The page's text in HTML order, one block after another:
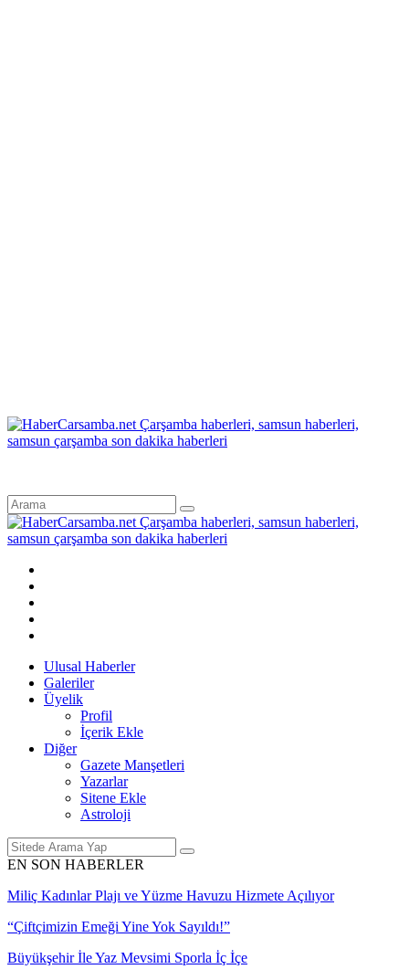
Ulusal Haberler
Galeriler
Üyelik
Profil
İçerik Ekle
Diğer
Gazete Manşetleri
Yazarlar
Sitene Ekle
Astroloji
EN SON HABERLER
Miliç Kadınlar Plajı ve Yüzme Havuzu Hizmete Açılıyor
“Çiftçimizin Emeği Yine Yok Sayıldı!”
Büyükşehir İle Yaz Mevsimi Sporla İç İçe